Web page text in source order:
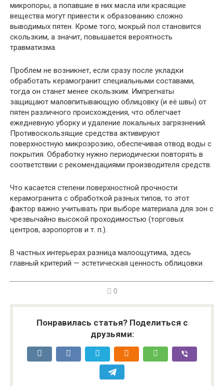
микропоры, а попавшие в них масла или красящие
вещества могут привести к образованию сложно
выводимых пятен. Кроме того, мокрый пол становится
скользким, а значит, повышается вероятность
травматизма.
Проблем не возникнет, если сразу после укладки
обработать керамогранит специальными составами,
тогда он станет менее скользким. Импрегнаты
защищают маловпитывающую облицовку (и её швы) от
пятен различного происхождения, что облегчает
ежедневную уборку и удаление локальных загрязнений.
Противоскользящие средства активируют
поверхностную микроэрозию, обеспечивая отвод воды с
покрытия. Обработку нужно периодически повторять в
соответствии с рекомендациями производителя средств.
Что касается степени поверхностной прочности
керамогранита с обработкой разных типов, то этот
фактор важно учитывать при выборе материала для зон с
чрезвычайно высокой проходимостью (торговых
центров, аэропортов и т. п.).
В частных интерьерах разница малоощутима, здесь
главный критерий — эстетическая ценность облицовки.
0
Понравилась статья? Поделиться с
друзьями: